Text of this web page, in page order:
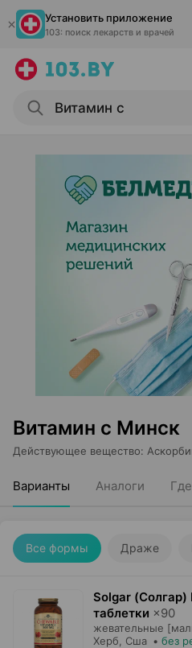
Установить приложение
103: поиск лекарств и врачей
Витамин c Минск
Действующее вещество:
Варианты Аналоги
Все формы Драже
Solgar
таблетки ×90
жевательные
Херб , Сша • без